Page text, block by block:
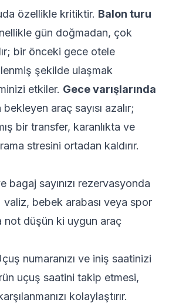
özellikle kritiktir. Balon turu
gün doğmadan, çok
bir önceki gece otele
şekilde ulaşmak
etkiler. Gece varışlarında
araç sayısı azalır;
bir transfer, karanlıkta ve
stresini ortadan kaldırır.
bagaj sayınızı rezervasyonda
bebek arabası veya spor
not düşün ki uygun araç
numaranızı ve iniş saatinizi
uçuş saatini takip etmesi,
kolaylaştırır.